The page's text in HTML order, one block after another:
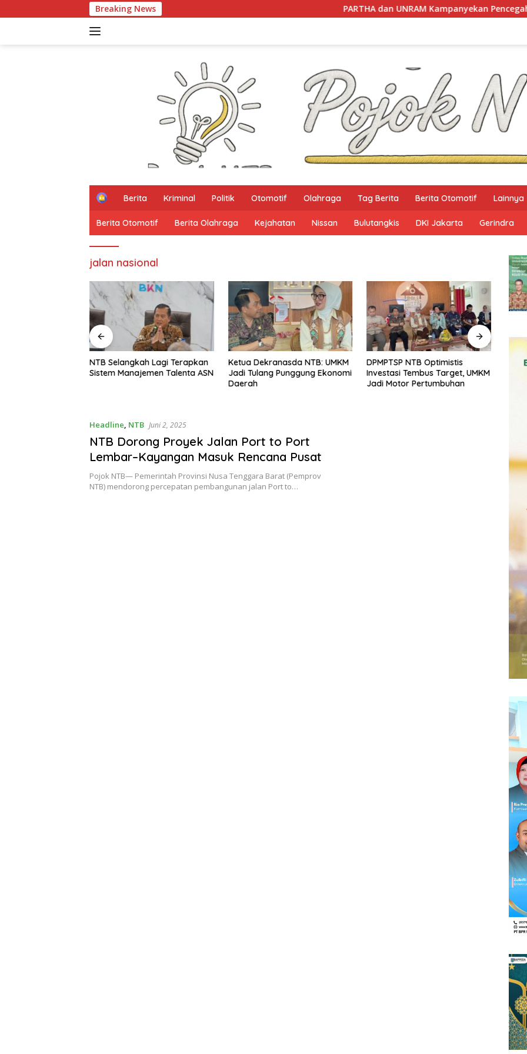
ke
Breaking News PARTHA dan UNRAM Kampanyekan Pencegahan
H
m
e
Berita Kriminal Politik Otomotif Olahraga Tag Berita Berita Otomotif Lainnya
Berita Otomotif Berita Olahraga Kejahatan Nissan Bulutangkis DKI Jakarta Gerindra
jalan nasional
NTB Selangkah Lagi Terapkan
Sistem Manajemen Talenta ASN
Ketua Dekranasda NTB: UMKM
Jadi Tulang Punggung Ekonomi
Daerah
DPMPTSP NTB Optimistis
Investasi Tembus Target, UMKM
Jadi Motor Pertumbuhan
Headline, NTB Juni 2, 2025
NTB Dorong Proyek Jalan Port to Port
Lembar–Kayangan Masuk Rencana Pusat
Pojok NTB— Pemerintah Provinsi Nusa Tenggara Barat (Pemprov
NTB) mendorong percepatan pembangunan jalan Port to…